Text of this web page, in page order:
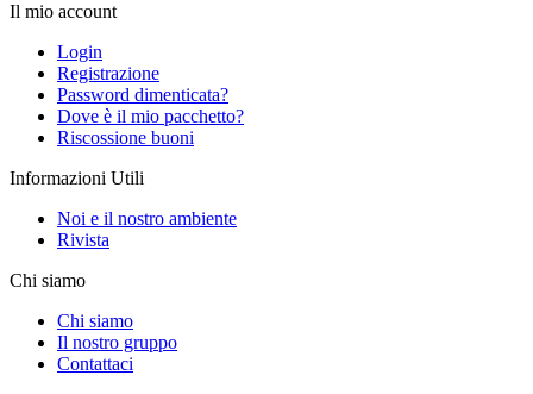
Il mio account
Login
Registrazione
Password dimenticata?
Dove è il mio pacchetto?
Riscossione buoni
Informazioni Utili
Noi e il nostro ambiente
Rivista
Chi siamo
Chi siamo
Il nostro gruppo
Contattaci